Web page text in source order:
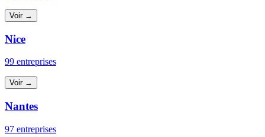
Voir →
Nice
99 entreprises
Voir →
Nantes
97 entreprises